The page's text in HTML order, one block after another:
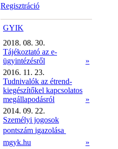
Regisztráció
GYIK
2018. 08. 30.
Tájékoztató az e-
ügyintézésről
»
2016. 11. 23.
Tudnivalók az étrend-
kiegészítőkel kapcsolatos
megállapodásról
»
2014. 09. 22.
Személyi jogosok
pontszám igazolása 
mgyk.hu
»